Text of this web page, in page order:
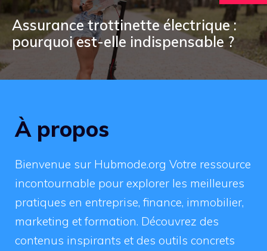
Assurance trottinette électrique :
pourquoi est-elle indispensable ?
À propos
Bienvenue sur Hubmode.org Votre ressource
incontournable pour explorer les meilleures
pratiques en entreprise, finance, immobilier,
marketing et formation. Découvrez des
contenus inspirants et des outils concrets